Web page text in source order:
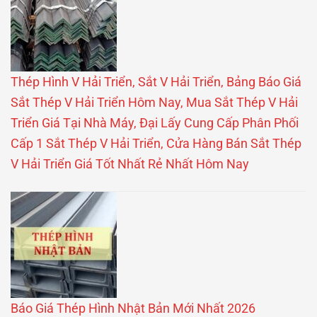
Thép Hình V Hải Triển, Sắt V Hải Triển, Bảng Báo Giá
Sắt Thép V Hải Triển Hôm Nay, Mua Sắt Thép V Hải
Triển Giá Tại Nhà Máy, Đại Lấy Cung Cấp Phân Phối
Cấp 1 Sắt Thép V Hải Triển, Cửa Hàng Bán Sắt Thép
V Hải Triển Giá Tốt Nhất Rẻ Nhất Hôm Nay
Báo Giá Thép Hình Nhật Bản Mới Nhất 2026